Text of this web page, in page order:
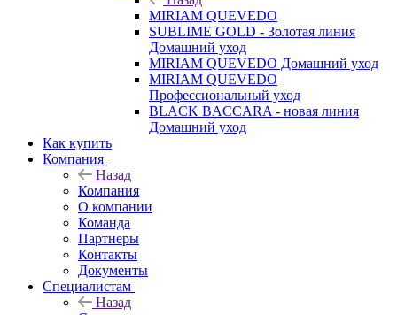
MIRIAM QUEVEDO
SUBLIME GOLD - Золотая линия
Домашний уход
MIRIAM QUEVEDO Домашний уход
MIRIAM QUEVEDO
Профессиональный уход
BLACK BACCARA - новая линия
Домашний уход
Как купить
Компания
Назад
Компания
О компании
Команда
Партнеры
Контакты
Документы
Специалистам
Назад